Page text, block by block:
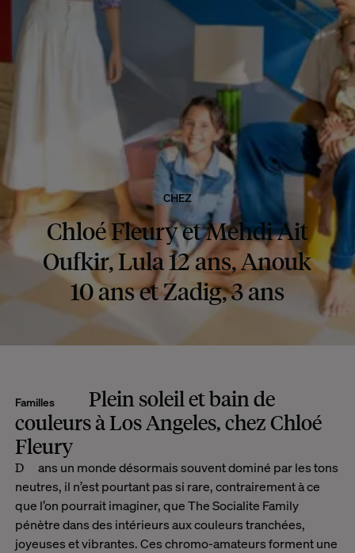
Familles
Plein soleil et bain de
couleurs à Los Angeles, chez Chloé
Fleury
CHEZ
Chloé Fleury et Mehdi Ait
Oufkir, Lula 12 ans, Anouk
10 ans et Zadig, 3 ans
Dans un monde désormais souvent dominé par les tons
neutres, il n’est pourtant pas si rare, contrairement à ce
que l’on pourrait imaginer, que The Socialite Family
pénètre dans des intérieurs aux couleurs tranchées,
joyeuses et vibrantes. Ces chromo-amateurs forment une